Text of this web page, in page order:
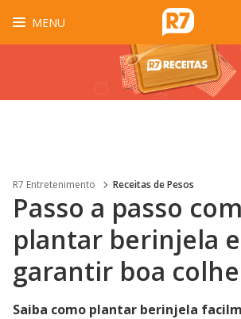
MENU
R7 Entretenimento Receitas de Pesos
Passo a passo
plantar berinjela e
garantir boa
Saiba como plantar berinjela